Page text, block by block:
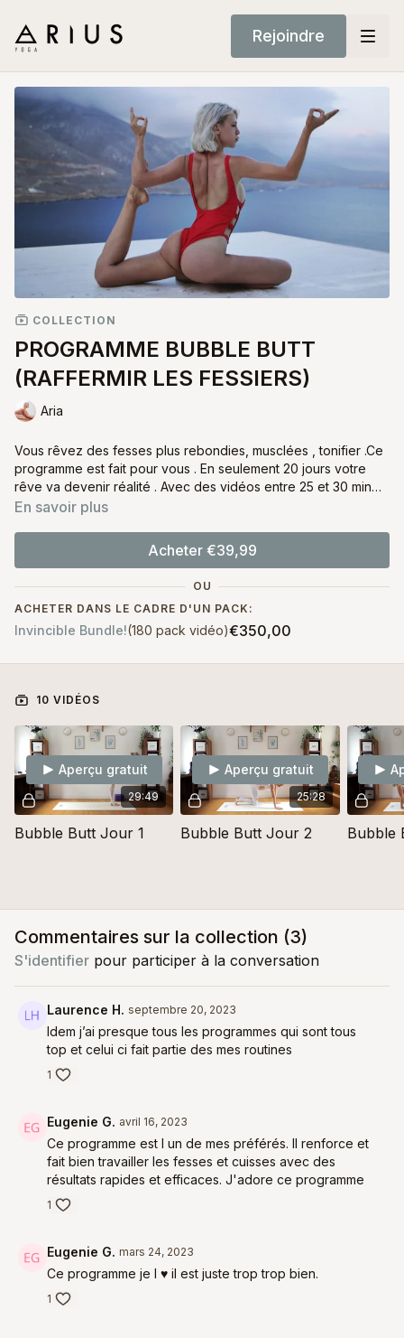
Rejoindre
COLLECTION
PROGRAMME BUBBLE BUTT
(RAFFERMIR LES FESSIERS)
Aria
Vous rêvez des fesses plus rebondies, musclées , tonifier .Ce
programme est fait pour vous . En seulement 20 jours votre
rêve va devenir réalité . Avec des vidéos entre 25 et 30 min
par jour vous allez voir des résultats très vite.
En savoir plus
Acheter €39,99
OU
ACHETER DANS LE CADRE D'UN PACK:
Invincible Bundle!(180 pack vidéo)€350,00
10 VIDÉOS
29:49
Aperçu gratuit
Bubble Butt Jour 1
25:28
Aperçu gratuit
Bubble Butt Jour 2 Bubble
Commentaires sur la collection (3)
S'identifier pour participer à la conversation
Laurence H. septembre 20, 2023
Idem j’ai presque tous les programmes qui sont tous
top et celui ci fait partie des mes routines
1
Eugenie G. avril 16, 2023
Ce programme est l un de mes préférés. Il renforce et
fait bien travailler les fesses et cuisses avec des
résultats rapides et efficaces. J'adore ce programme
1
Eugenie G. mars 24, 2023
Ce programme je l ♥ il est juste trop trop bien.
1